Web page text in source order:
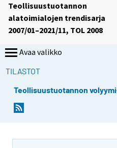
Teollisuustuotannon
alatoimialojen trendisarja
2007/01–2021/11, TOL 2008
Avaa valikko
TILASTOT
Teollisuustuotannon